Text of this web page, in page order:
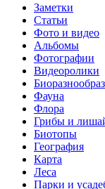
Заметки
Статьи
Фото и видео
Альбомы
Фотографии
Видеоролики
Фауна
Флора
Грибы и
Биотопы
География
Карта
Леса
Парки и